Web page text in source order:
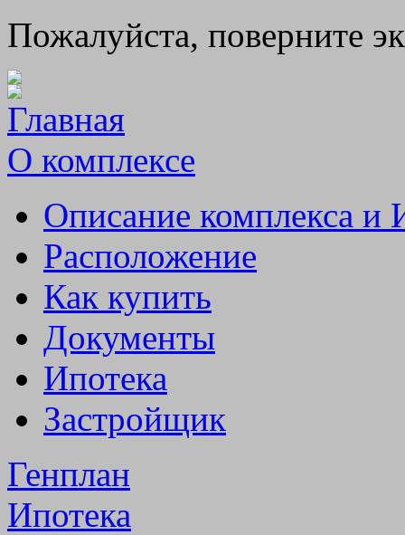
Пожалуйста, поверните
Главная
О комплексе
Описание комплекса и
Расположение
Как купить
Документы
Ипотека
Застройщик
Генплан
Ипотека